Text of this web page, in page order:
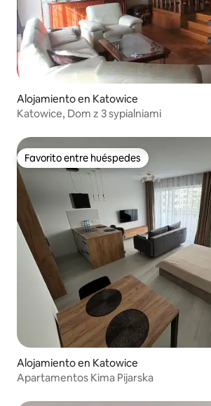
Alojamiento en Katowice
Katowice, Dom z 3 sypialniami
Favorito entre huéspedes
Favorito entre huéspedes
Alojamiento en Katowice
Apartamentos Kima Pijarska